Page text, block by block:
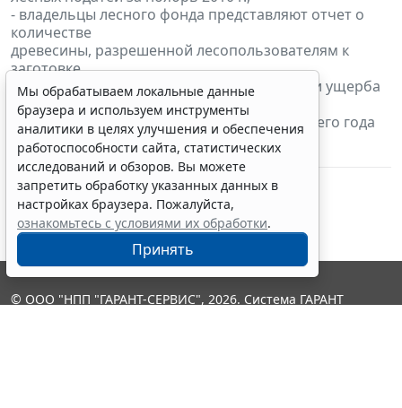
- владельцы лесного фонда представляют отчет о
количестве
древесины, разрешенной лесопользователям к
заготовке,
платежах за древесину, о суммах неустоек и ущерба
за
лесонарушения за истекший период текущего года
по состоянию
на 15 декабря 2010 г. включительно
Мы обрабатываем локальные данные
браузера и используем инструменты
аналитики в целях улучшения и обеспечения
работоспособности сайта, статистических
исследований и обзоров. Вы можете
запретить обработку указанных данных в
настройках браузера. Пожалуйста,
ознакомьтесь с условиями их обработки.
Принять
© ООО "НПП "ГАРАНТ-СЕРВИС", 2026. Система ГАРАНТ